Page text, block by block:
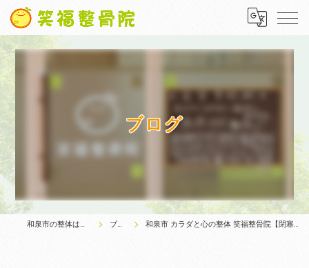
ブログ
和泉市の整体は笑福整骨院 ブログ 和泉市 カラダと心の整体 笑福整骨院【閉塞感が無くなれば・・・】